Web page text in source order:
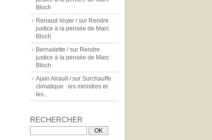
Bloch
Renaud Voyer /sur Rendre
justice à la pensée de Marc
Bloch
Bernadette /sur Rendre
justice à la pensée de Marc
Bloch
Ajain Airault /sur Surchauffe
climatique : les ministres et
les...
RECHERCHER